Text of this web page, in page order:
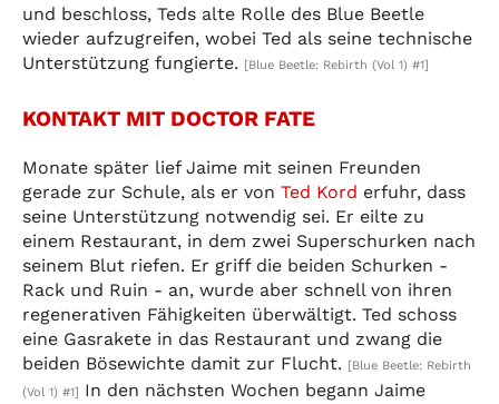
und beschloss, Teds alte Rolle des Blue Beetle
wieder aufzugreifen, wobei Ted als seine technische
Unterstützung fungierte. [Blue Beetle: Rebirth (Vol 1) #1]
KONTAKT MIT DOCTOR FATE
Monate später lief Jaime mit seinen Freunden
gerade zur Schule, als er von Ted Kord erfuhr, dass
seine Unterstützung notwendig sei. Er eilte zu
einem Restaurant, in dem zwei Superschurken nach
seinem Blut riefen. Er griff die beiden Schurken -
Rack und Ruin - an, wurde aber schnell von ihren
regenerativen Fähigkeiten überwältigt. Ted schoss
eine Gasrakete in das Restaurant und zwang die
beiden Bösewichte damit zur Flucht. [Blue Beetle: Rebirth
(Vol 1) #1] In den nächsten Wochen begann Jaime